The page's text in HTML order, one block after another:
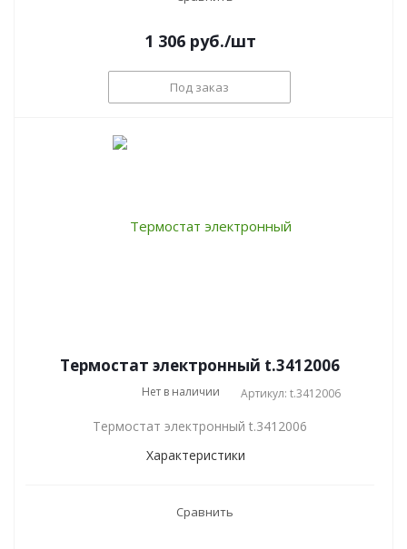
1 306 руб./шт
Под заказ
Термостат электронный t.3412006
Нет в наличии Артикул: t.3412006
Термостат электронный t.3412006
Характеристики
Сравнить